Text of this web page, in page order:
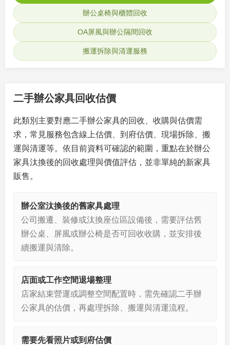
辦公桌椅與櫃體回收
OA屏風與辦公隔間回收
搬運拆除與清運服務
二手辦公家具回收估價
此類別主要對應二手辦公家具的回收、收購與估價需
求，常見服務包含線上估價、到府估價、現場拆除、搬
運與清運等。依目前資料可確認的範圍，重點在於辦公
家具汰換後的回收處理與價值評估，並非單純的新家具
販售。
辦公室汰換後的舊家具處理
公司搬遷、裝修或汰換座位區設備後，需要評估舊
辦公桌、屏風或辦公椅是否可回收收購，並安排後
續搬運與清除。
店面或工作空間退場整理
店家結束營運或調整空間配置時，需先確認二手辦
公家具的估價，再處理拆除、搬運與清運流程。
需要先看照片或到府估價